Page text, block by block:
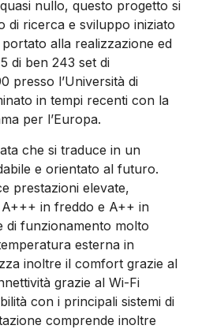
nullo, questo progetto si
di ricerca e sviluppo iniziato
alla realizzazione ed
di ben 243 set di
presso l’Università di
in tempi recenti con la
per l’Europa.
che si traduce in un
e orientato al futuro.
prestazioni elevate,
in freddo e A++ in
di funzionamento molto
esterna in
inoltre il comfort grazie al
grazie al Wi-Fi
con i principali sistemi di
comprende inoltre